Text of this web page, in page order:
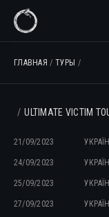
ГЛАВНАЯ / ТУРЫ /
ULTIMATE VICTIM
21/09/2023
24/09/2023
25/09/2023
27/09/2023